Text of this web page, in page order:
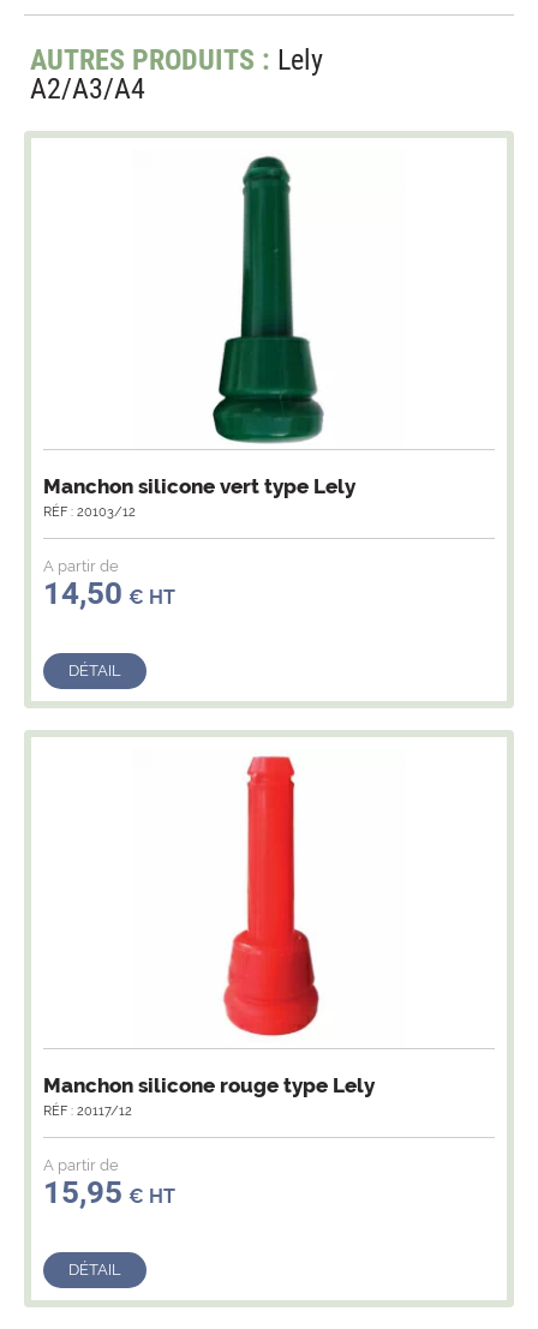
AUTRES PRODUITS : Lely
A2/A3/A4
Manchon silicone vert type Lely
RÉF : 20103/12
A partir de
14,50 € HT
DÉTAIL
Manchon silicone rouge type Lely
RÉF : 20117/12
A partir de
15,95 € HT
DÉTAIL